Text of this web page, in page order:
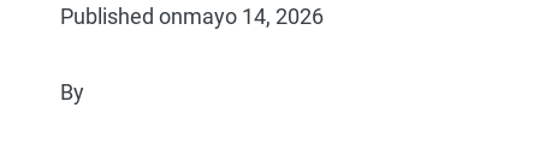
Published onmayo 14, 2026
By